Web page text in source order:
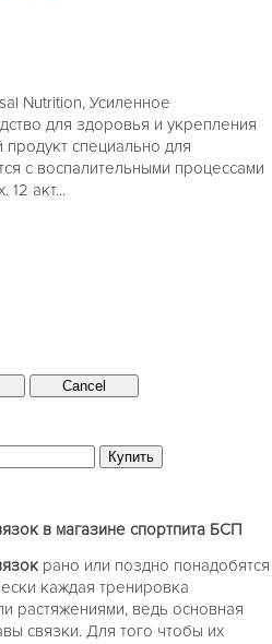
Nutrition, Усиленное
для здоровья и укрепления
продукт специально для
с воспалительными процессами
12 акт...
в магазине спортпита БСП
рано или поздно понадобятся
каждая тренировка
растяжениями, ведь основная
связки. Для того чтобы их